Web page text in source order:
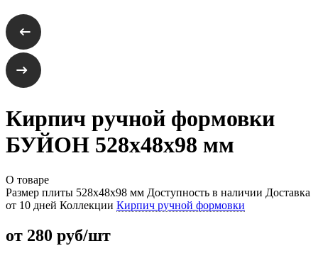
Кирпич ручной формовки
БУЙОН 528х48х98 мм
О товаре
Размер плиты 528х48х98 мм Доступность в наличии Доставка
от 10 дней Коллекции Кирпич ручной формовки
от 280 руб/шт